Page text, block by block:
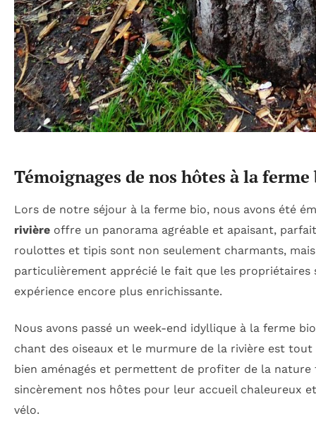
Témoignages de nos hôtes à la ferme
Lors de notre séjour à la ferme bio, nous avons été
rivière offre un panorama agréable et apaisant,
roulottes et tipis sont non seulement charmants,
particulièrement apprécié le fait que les
expérience encore plus enrichissante.
Nous avons passé un week-end idyllique à la ferme
chant des oiseaux et le murmure de la rivière est
bien aménagés et permettent de profiter de la
sincèrement nos hôtes pour leur accueil chaleureux
vélo.